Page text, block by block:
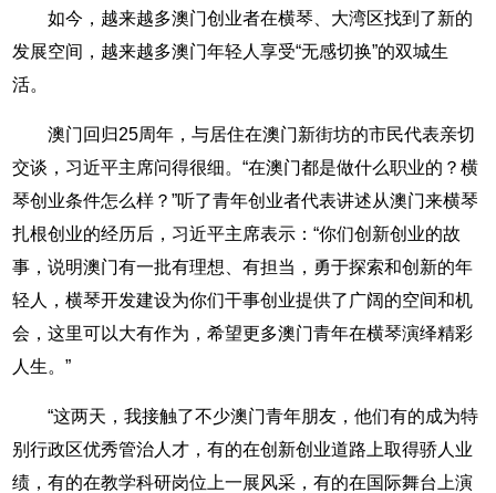
如今，越来越多澳门创业者在横琴、大湾区找到了新的
发展空间，越来越多澳门年轻人享受“无感切换”的双城生
活。
澳门回归25周年，与居住在澳门新街坊的市民代表亲切
交谈，习近平主席问得很细。“在澳门都是做什么职业的？横
琴创业条件怎么样？”听了青年创业者代表讲述从澳门来横琴
扎根创业的经历后，习近平主席表示：“你们创新创业的故
事，说明澳门有一批有理想、有担当，勇于探索和创新的年
轻人，横琴开发建设为你们干事创业提供了广阔的空间和机
会，这里可以大有作为，希望更多澳门青年在横琴演绎精彩
人生。”
“这两天，我接触了不少澳门青年朋友，他们有的成为特
别行政区优秀管治人才，有的在创新创业道路上取得骄人业
绩，有的在教学科研岗位上一展风采，有的在国际舞台上演